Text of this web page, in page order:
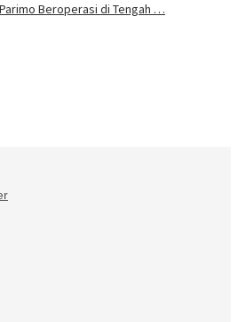
Beroperasi di Tengah …